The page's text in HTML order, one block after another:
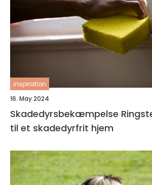
inspiration
16. May 2024
Skadedyrsbekæmpelse
til et skadedyrfrit hjem